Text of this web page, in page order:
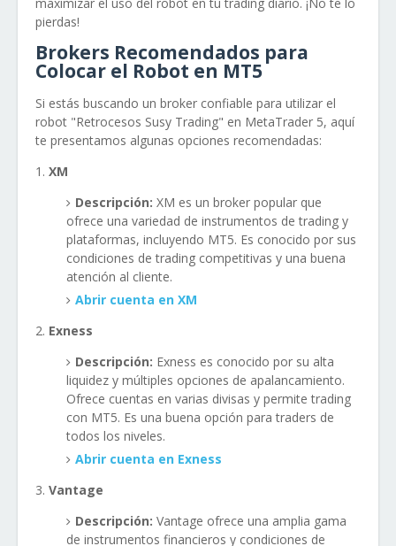
pierdas!
Brokers Recomendados para
Colocar el Robot en MT5
Si estás buscando un broker confiable para utilizar el
robot "Retrocesos Susy Trading" en MetaTrader 5, aquí
te presentamos algunas opciones recomendadas:
XM
Descripción: XM es un broker popular que
ofrece una variedad de instrumentos de trading y
plataformas, incluyendo MT5. Es conocido por sus
condiciones de trading competitivas y una buena
atención al cliente.
Abrir cuenta en XM
Exness
Descripción: Exness es conocido por su alta
liquidez y múltiples opciones de apalancamiento.
Ofrece cuentas en varias divisas y permite trading
con MT5. Es una buena opción para traders de
todos los niveles.
Abrir cuenta en Exness
Vantage
Descripción: Vantage ofrece una amplia gama
de instrumentos financieros y condiciones de